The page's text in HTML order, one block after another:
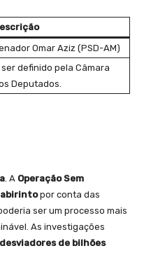
Omar Aziz (PSD-AM)
ser definido pela Câmara
Deputados.
. A Operação Sem
por conta das
ser um processo mais
As investigações
desviadores de bilhões